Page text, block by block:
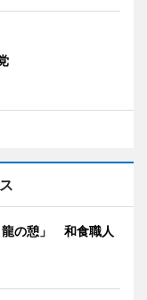
龍の憩」 和食職人